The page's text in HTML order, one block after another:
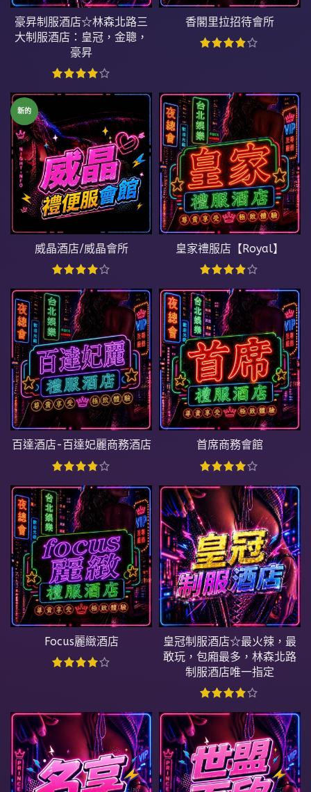
豪昇制服酒店☆林森北路三
大制服酒店：皇冠，金聰，
豪昇
香閣里拉招待會所
新的
威晶酒店/威晶會所 皇家禮服店【Royal】
百達酒店-百達妃麗商務酒店 首席商務會館
Focus麗緻酒店
皇冠制服酒店☆最火辣，最
敢玩，包廂最多，林森北路
制服酒店唯一指定